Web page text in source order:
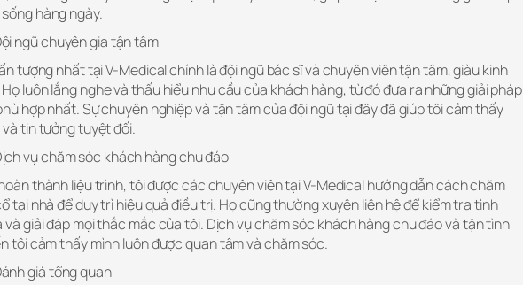
hàng ngày.
chuyên gia tận tâm
tượng nhất tại V-Medical chính là đội ngũ bác sĩ và chuyên viên tận tâm, giàu kinh
luôn lắng nghe và thấu hiểu nhu cầu của khách hàng, từ đó đưa ra những giải pháp
hợp nhất. Sự chuyên nghiệp và tận tâm của đội ngũ tại đây đã giúp tôi cảm thấy
tin tưởng tuyệt đối.
vụ chăm sóc khách hàng chu đáo
thành liệu trình, tôi được các chuyên viên tại V-Medical hướng dẫn cách chăm
tại nhà để duy trì hiệu quả điều trị. Họ cũng thường xuyên liên hệ để kiểm tra tình
và giải đáp mọi thắc mắc của tôi. Dịch vụ chăm sóc khách hàng chu đáo và tận tình
tôi cảm thấy mình luôn được quan tâm và chăm sóc.
giá tổng quan